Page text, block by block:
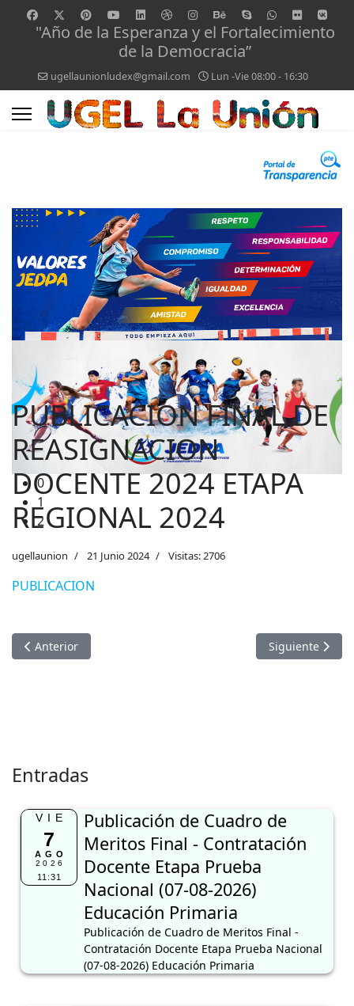
"Año de la Esperanza y el Fortalecimiento
de la Democracia”
ugellaunionludex@gmail.com Lun -Vie 08:00 - 16:30
0
1
2
PUBLICACION FINAL DE
REASIGNACION
DOCENTE 2024 ETAPA
REGIONAL 2024
ugellaunion 21 Junio 2024 Visitas: 2706
PUBLICACION
Artículo anterior: CONVOCATORIA PROCESO DE CONTRATO
Anterior Artículo
Siguiente
Entradas
VIE
7
AGO
2026
11:31
Publicación de Cuadro de
Meritos Final - Contratación
Docente Etapa Prueba
Nacional (07-08-2026)
Educación Primaria
Publicación de Cuadro de Meritos Final -
Contratación Docente Etapa Prueba Nacional
(07-08-2026) Educación Primaria